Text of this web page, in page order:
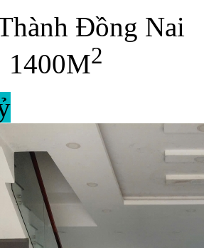
Đồng Nai
1400M2